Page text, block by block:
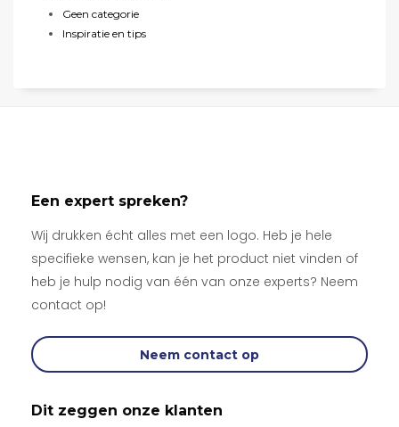
Geen categorie
Inspiratie en tips
Een expert spreken?
Wij drukken écht alles met een logo. Heb je hele
specifieke wensen, kan je het product niet vinden of
heb je hulp nodig van één van onze experts? Neem
contact op!
Neem contact op
Dit zeggen onze klanten